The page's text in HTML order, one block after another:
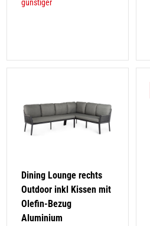
günstiger
Dining Lounge rechts
Outdoor inkl Kissen mit
Olefin-Bezug
Aluminium